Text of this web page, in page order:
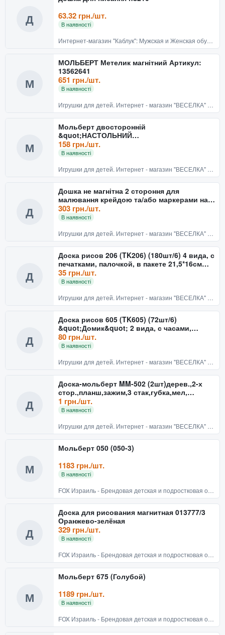
Д 63.32 грн./шт.
В наявності
М
МОЛЬБЕРТ Метелик магнітний Артикул:
13562641
651 грн./шт.
В наявності
М
Мольберт двосторонній
&quot;НАСТОЛЬНИЙ
ДЕРЕВ&#39;ЯНИЙ&quot; (магніт, крейда
,450*335) Артикул
158 грн./шт.
В наявності
Д
Дошка не магнітна 2 стороння для
малювання крейдою та/або маркерами на
підставці 60 * 80см
303 грн./шт.
В наявності
Д
Доска рисов 206 (TK206) (180шт/6) 4 вида, с
печатками, палочкой, в пакете 21,5*16см
Артикул:
35 грн./шт.
В наявності
Д
Доска рисов 605 (TK605) (72шт/6)
&quot;Домик&quot; 2 вида, с часами,
печатками, палочкой, в пак
80 грн./шт.
В наявності
Д
Доска-мольберт MM-502 (2шт)дерев.,2-х
стор.,планш,зажим,3 стак,губка,мел,
1 грн./шт.
В наявності
М
Мольберт 050 (050-3)
1183 грн./шт.
В наявності
Д
Доска для рисования магнитная 013777/3
Оранжево-зелёная
329 грн./шт.
В наявності
М
Мольберт 675 (Голубой)
1189 грн./шт.
В наявності